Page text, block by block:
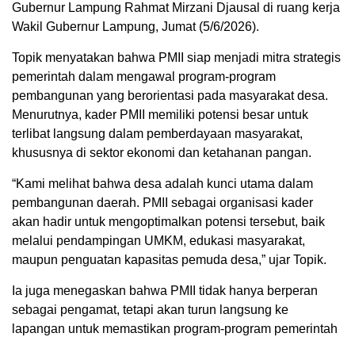
Gubernur Lampung Rahmat Mirzani Djausal di ruang kerja
Wakil Gubernur Lampung, Jumat (5/6/2026).
Topik menyatakan bahwa PMII siap menjadi mitra strategis
pemerintah dalam mengawal program-program
pembangunan yang berorientasi pada masyarakat desa.
Menurutnya, kader PMII memiliki potensi besar untuk
terlibat langsung dalam pemberdayaan masyarakat,
khususnya di sektor ekonomi dan ketahanan pangan.
“Kami melihat bahwa desa adalah kunci utama dalam
pembangunan daerah. PMII sebagai organisasi kader
akan hadir untuk mengoptimalkan potensi tersebut, baik
melalui pendampingan UMKM, edukasi masyarakat,
maupun penguatan kapasitas pemuda desa,” ujar Topik.
Ia juga menegaskan bahwa PMII tidak hanya berperan
sebagai pengamat, tetapi akan turun langsung ke
lapangan untuk memastikan program-program pemerintah